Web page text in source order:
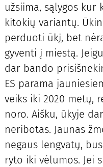
užsiima, sąlygos kur
kitokių variantų.
perduoti ūkį, bet
gyventi į miestą.
dar bando
ES parama
veiks iki 2020 metų,
noro. Aišku, ūkyje
neribotas. Jaunas
negaus lengvatų,
ryto iki vėlumos. Jei